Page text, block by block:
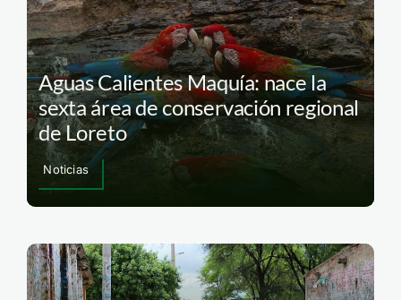
Aguas Calientes Maquía: nace la
sexta área de conservación regional
de Loreto
Noticias